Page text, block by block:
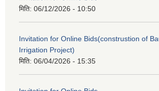
मिति: 06/12/2026 - 10:50
Invitation for Online Bids(construstion of
Irrigation Project)
मिति: 06/04/2026 - 15:35